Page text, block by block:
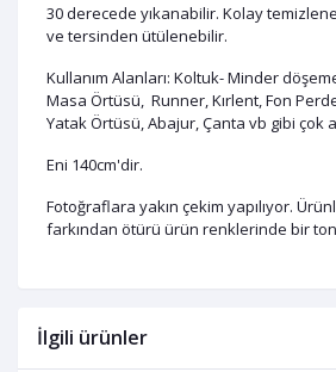
30 derecede yıkanabilir. Kolay
ve tersinden ütülenebilir.
Kullanım Alanları: Koltuk- Minder
Masa Örtüsü, Runner, Kırlent, Fon
Yatak Örtüsü, Abajur, Çanta vb gibi çok
Eni 140cm'dir.
Fotoğraflara yakın çekim yapılıyor.
farkından ötürü ürün renklerinde bir
İlgili ürünler